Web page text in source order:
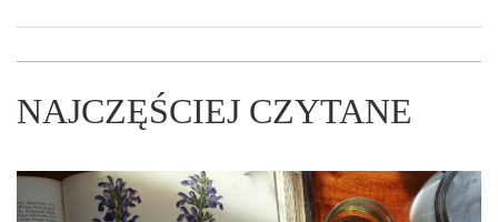
NAJCZĘŚCIEJ CZYTANE